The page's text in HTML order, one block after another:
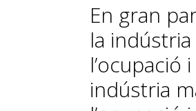
En gran
la
l’ocupació
indústria